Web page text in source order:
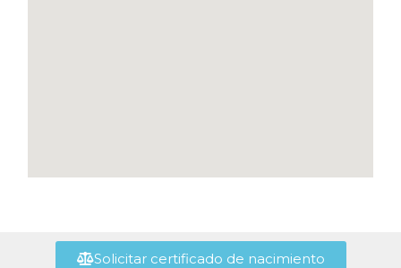
Solicitar certificado de nacimiento